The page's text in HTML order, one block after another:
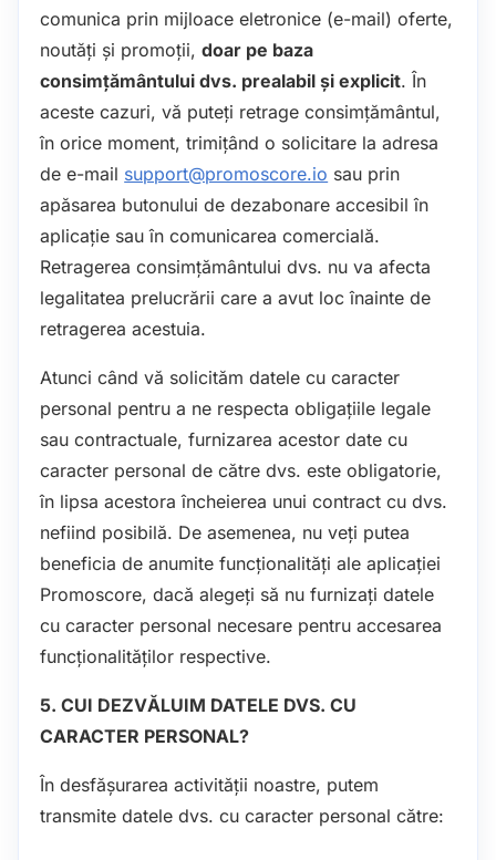
comunica prin mijloace eletronice (e-mail) oferte,
noutăți și promoții,doar pe baza
consimțământului dvs. prealabil și explicit. În
aceste cazuri, vă puteți retrage consimțământul,
în orice moment, trimițând o solicitare la adresa
de e-mail support@promoscore.io sau prin
apăsarea butonului de dezabonare accesibil în
aplicație sau în comunicarea comercială.
Retragerea consimţământului dvs. nu va afecta
legalitatea prelucrării care a avut loc înainte de
retragerea acestuia.
Atunci când vă solicităm datele cu caracter
personal pentru a ne respecta obligațiile legale
sau contractuale, furnizarea acestor date cu
caracter personal de către dvs. este obligatorie,
în lipsa acestora încheierea unui contract cu dvs.
nefiind posibilă. De asemenea, nu veți putea
beneficia de anumite funcționalități ale aplicației
Promoscore, dacă alegeți să nu furnizați datele
cu caracter personal necesare pentru accesarea
funcționalităților respective.
5. CUI DEZVĂLUIM DATELE DVS. CU
CARACTER PERSONAL?
În desfășurarea activității noastre, putem
transmite datele dvs. cu caracter personal către: